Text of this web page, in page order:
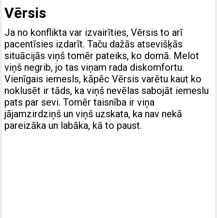
Vērsis
Ja no konflikta var izvairīties, Vērsis to arī
pacentīsies izdarīt. Taču dažās atsevišķās
situācijās viņš tomēr pateiks, ko domā. Melot
viņš negrib, jo tas viņam rada diskomfortu.
Vienīgais iemesls, kāpēc Vērsis varētu kaut ko
noklusēt ir tāds, ka viņš nevēlas sabojāt iemeslu
pats par sevi. Tomēr taisnība ir viņa
jājamzirdziņš un viņš uzskata, ka nav nekā
pareizāka un labāka, kā to paust.